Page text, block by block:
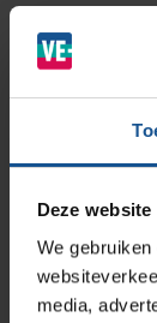
Deze
We
media,
en